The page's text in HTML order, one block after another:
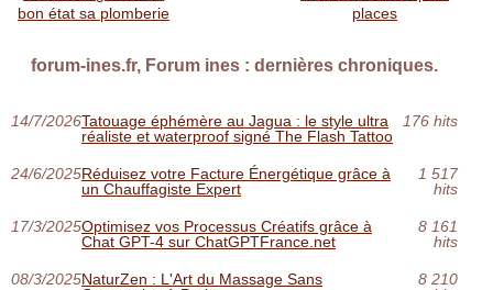
bon état sa plomberie
places
forum-ines.fr, Forum ines : dernières chroniques.
14/7/2026Tatouage éphémère au Jagua : le style ultra
réaliste et waterproof signé The Flash Tattoo
176 hits
24/6/2025Réduisez votre Facture Énergétique grâce à
un Chauffagiste Expert
1 517
hits
17/3/2025Optimisez vos Processus Créatifs grâce à
Chat GPT-4 sur ChatGPTFrance.net
8 161
hits
08/3/2025NaturZen : L'Art du Massage Sans
8 210